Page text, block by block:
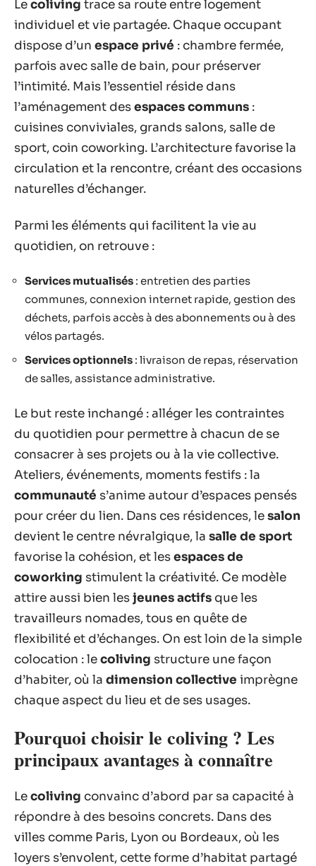
Lecoliving trace sa route entre logement
individuel et vie partagée. Chaque occupant
dispose d’un espace privé : chambre fermée,
parfois avec salle de bain, pour préserver
l’intimité. Mais l’essentiel réside dans
l’aménagement desespaces communs :
cuisines conviviales, grands salons, salle de
sport, coin coworking. L’architecture favorise la
circulation et la rencontre, créant des occasions
naturelles d’échanger.
Parmi les éléments qui facilitent la vie au
quotidien, on retrouve :
Services mutualisés : entretien des parties
communes, connexion internet rapide, gestion des
déchets, parfois accès à des abonnements ou à des
vélos partagés.
Services optionnels : livraison de repas, réservation
de salles, assistance administrative.
Le but reste inchangé : alléger les contraintes
du quotidien pour permettre à chacun de se
consacrer à ses projets ou à la vie collective.
Ateliers, événements, moments festifs : la
communauté s’anime autour d’espaces pensés
pour créer du lien. Dans ces résidences, lesalon
devient le centre névralgique, la salle de sport
favorise la cohésion, et lesespaces de
coworking stimulent la créativité. Ce modèle
attire aussi bien lesjeunes actifs que les
travailleurs nomades, tous en quête de
flexibilité et d’échanges. On est loin de la simple
colocation : lecoliving structure une façon
d’habiter, où la dimension collective imprègne
chaque aspect du lieu et de ses usages.
Pourquoi choisir le coliving ? Les
principaux avantages à connaître
Lecoliving convainc d’abord par sa capacité à
répondre à des besoins concrets. Dans des
villes comme Paris, Lyon ou Bordeaux, où les
loyers s’envolent, cette forme d’habitat partagé